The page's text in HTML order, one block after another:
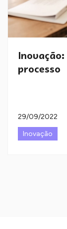
processo
29/09/2022
Inovação